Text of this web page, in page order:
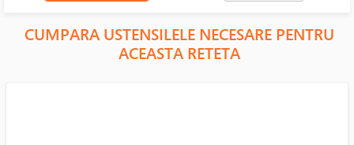
CUMPARA USTENSILELE NECESARE PENTRU
ACEASTA RETETA